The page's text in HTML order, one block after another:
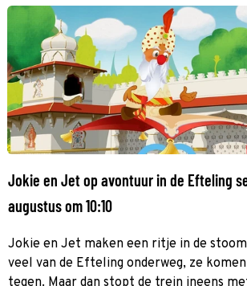
Jokie en Jet op avontuur in de Efteling
augustus om 10:10
Jokie en Jet maken een ritje in de
veel van de Efteling onderweg, ze
tegen. Maar dan stopt de trein ineens